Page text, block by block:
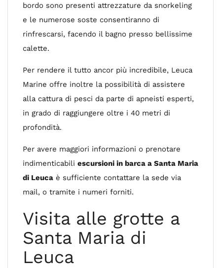
bordo sono presenti attrezzature da snorkeling
e le numerose soste consentiranno di
rinfrescarsi, facendo il bagno presso bellissime
calette.
Per rendere il tutto ancor più incredibile, Leuca
Marine offre inoltre la possibilità di assistere
alla cattura di pesci da parte di apneisti esperti,
in grado di raggiungere oltre i 40 metri di
profondità.
Per avere maggiori informazioni o prenotare
indimenticabili escursioni in barca a Santa Maria
di Leuca è sufficiente contattare la sede via
mail, o tramite i numeri forniti.
Visita alle grotte a
Santa Maria di
Leuca